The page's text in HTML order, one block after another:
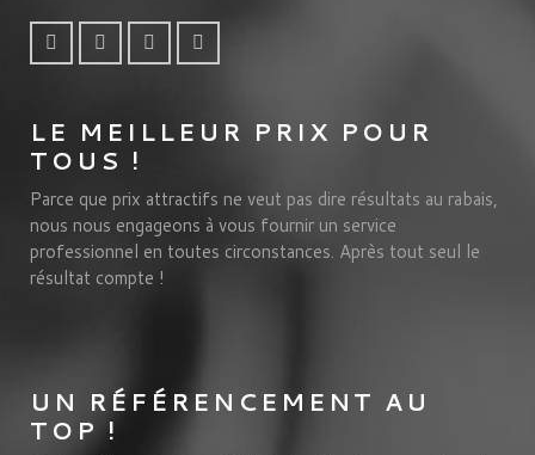
LE MEILLEUR PRIX POUR
TOUS !
Parce que prix attractifs ne veut pas dire résultats au rabais,
nous nous engageons à vous fournir un service
professionnel en toutes circonstances. Après tout seul le
résultat compte !
UN RÉFÉRENCEMENT AU
TOP !